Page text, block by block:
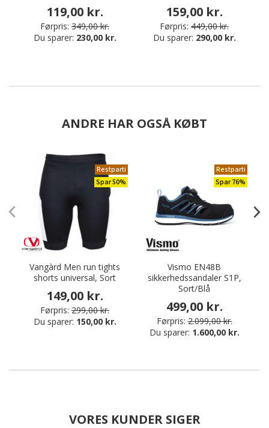
119,00 kr.
Førpris: 349,00 kr.
Du sparer: 230,00 kr.
159,00 kr.
Førpris: 449,00 kr.
Du sparer: 290,00 kr.
ANDRE HAR OGSÅ KØBT
Restparti
Spar 50%
Vangàrd Men run tights
shorts universal, Sort
149,00 kr.
Førpris: 299,00 kr.
Du sparer: 150,00 kr.
Restparti
Spar 76%
Vismo EN48B
sikkerhedssandaler S1P,
Sort/Blå
499,00 kr.
Førpris: 2.099,00 kr.
Du sparer: 1.600,00 kr.
VORES KUNDER SIGER